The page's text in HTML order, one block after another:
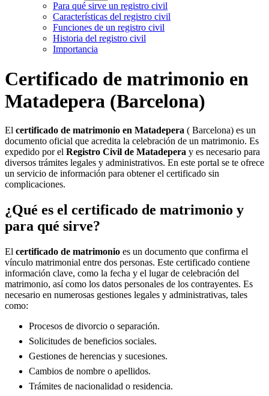
Para qué sirve un registro civil
Características del registro civil
Funciones de un registro civil
Historia del registro civil
Importancia
Certificado de matrimonio en
Matadepera (Barcelona)
El certificado de matrimonio en Matadepera ( Barcelona) es un
documento oficial que acredita la celebración de un matrimonio. Es
expedido por el Registro Civil de Matadepera y es necesario para
diversos trámites legales y administrativos. En este portal se te ofrece
un servicio de información para obtener el certificado sin
complicaciones.
¿Qué es el certificado de matrimonio y
para qué sirve?
El certificado de matrimonio es un documento que confirma el
vínculo matrimonial entre dos personas. Este certificado contiene
información clave, como la fecha y el lugar de celebración del
matrimonio, así como los datos personales de los contrayentes. Es
necesario en numerosas gestiones legales y administrativas, tales
como:
Procesos de divorcio o separación.
Solicitudes de beneficios sociales.
Gestiones de herencias y sucesiones.
Cambios de nombre o apellidos.
Trámites de nacionalidad o residencia.